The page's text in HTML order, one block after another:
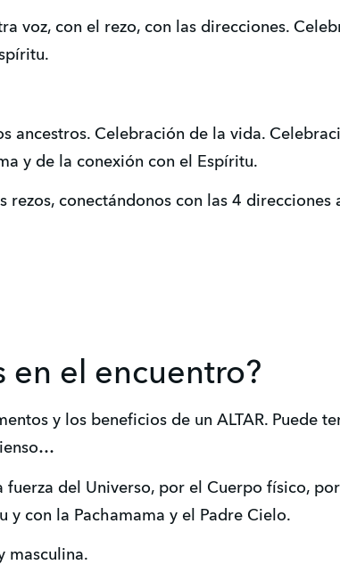
voz, con el rezo, con las direcciones.
ancestros. Celebración de la vida.
y de la conexión con el Espíritu.
rezos, conectándonos con las 4 direcciones
en el encuentro?
y los beneficios de un ALTAR. Puede
fuerza del Universo, por el Cuerpo físico,
y con la Pachamama y el Padre Cielo.
masculina.